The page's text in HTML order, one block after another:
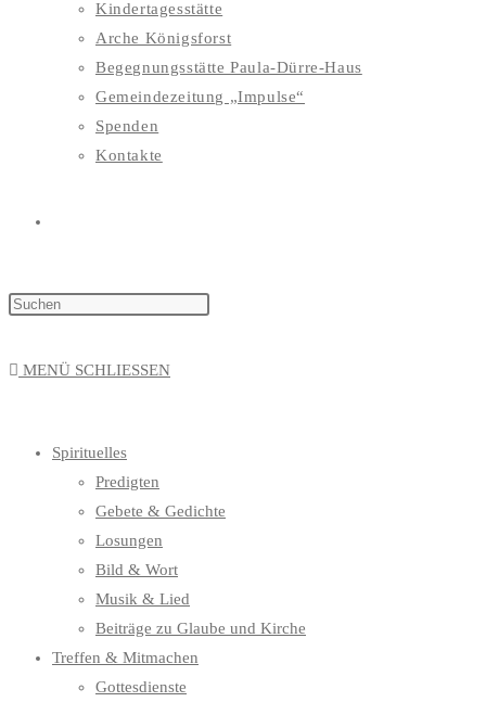
Kindertagesstätte
Arche Königsforst
Begegnungsstätte Paula-Dürre-Haus
Gemeindezeitung „Impulse“
Spenden
Kontakte
MENÜ SCHLIESSEN
Spirituelles
Predigten
Gebete & Gedichte
Losungen
Bild & Wort
Musik & Lied
Beiträge zu Glaube und Kirche
Treffen & Mitmachen
Gottesdienste